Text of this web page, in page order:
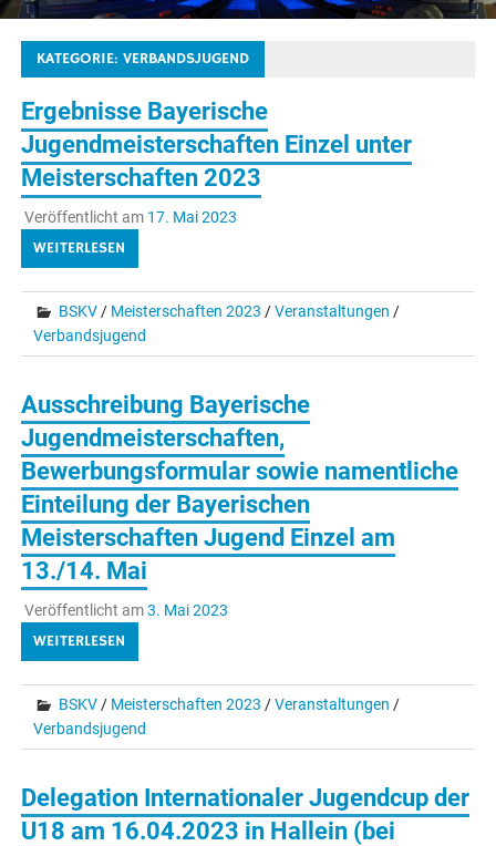
KATEGORIE:VERBANDSJUGEND
Ergebnisse Bayerische
Jugendmeisterschaften Einzel unter
Meisterschaften 2023
Veröffentlicht am 17. Mai 2023
WEITERLESEN
BSKV/ Meisterschaften 2023 /Veranstaltungen /
Verbandsjugend
Ausschreibung Bayerische
Jugendmeisterschaften,
Bewerbungsformular sowie namentliche
Einteilung der Bayerischen
Meisterschaften Jugend Einzel am
13./14. Mai
Veröffentlicht am3. Mai 2023
WEITERLESEN
BSKV / Meisterschaften 2023 /Veranstaltungen /
Verbandsjugend
Delegation Internationaler Jugendcup der
U18 am 16.04.2023 in Hallein (bei